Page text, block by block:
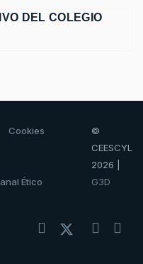
DEL COLEGIO
Cookies
Ético
©
CEESCYL
2026 |
G3D